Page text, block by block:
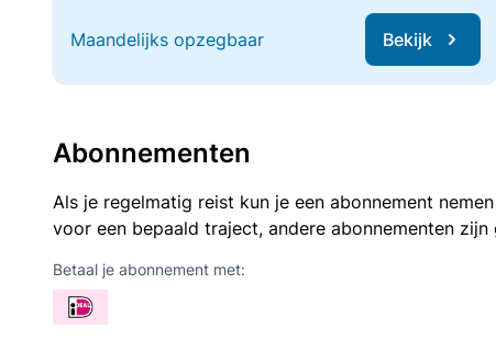
Maandelijks opzegbaar Bekijk
Abonnementen
Als je regelmatig reist kun je een abonnement
voor een bepaald traject, andere abonnementen
Betaal je abonnement met: